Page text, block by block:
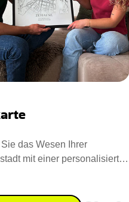
das Wesen Ihrer
mit einer personalisierten